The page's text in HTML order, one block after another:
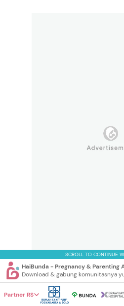
SCROLL TO CONTINUE
HaiBunda - Pregnancy & Parenting
Download & gabung komunitasnya
Partner RS